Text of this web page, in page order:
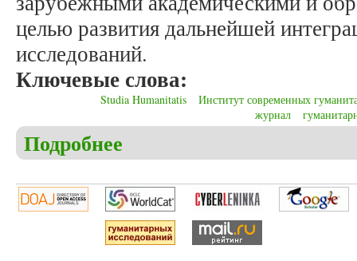
целью развития дальнейшей
исследований.
Ключевые слова:
Studia Humanitatis
Институт современных
журнал
Подробнее